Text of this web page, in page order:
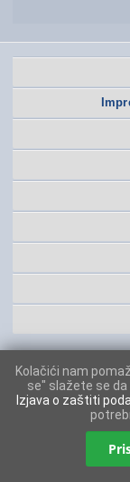
Kolačići nam
se" slažete se
Izjava o zaštiti